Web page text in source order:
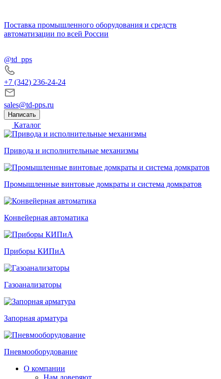
Поставка промышленного оборудования и средств
автоматизации по всей России
@td_pps
+7 (342) 236-24-24
sales@td-pps.ru
Написать
Каталог
Привода и исполнительные механизмы
Промышленные винтовые домкраты и система домкратов
Конвейерная автоматика
Приборы КИПиА
Газоанализаторы
Запорная арматура
Пневмооборудование
О компании
Нам доверяют